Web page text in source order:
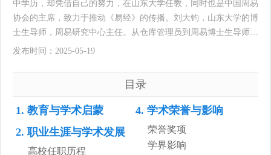
中学历，却凭借自己的努力，在山东大学任教，同时也是中国周易
协会的主席，致力于推动《易经》的传播。刘大钧，山东大学的博
士生导师，周易研究中心主任。从仓库管理员到周易博士生导师
1940年出生的刘大钧，在建国后一直学习，学习很好，1961年因家
发布时间：2025-05-19
目录
1. 教育与学术启蒙
2. 职业生涯与学术发展
高校任职历程
4. 学术荣誉与影响
荣誉奖项
学界影响